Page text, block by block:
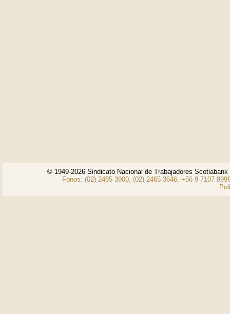
© 1949-2026 Sindicato Nacional de Trabajadores
Fonos: (02) 2465 3900, (02) 2465 3646, +56 9 7107